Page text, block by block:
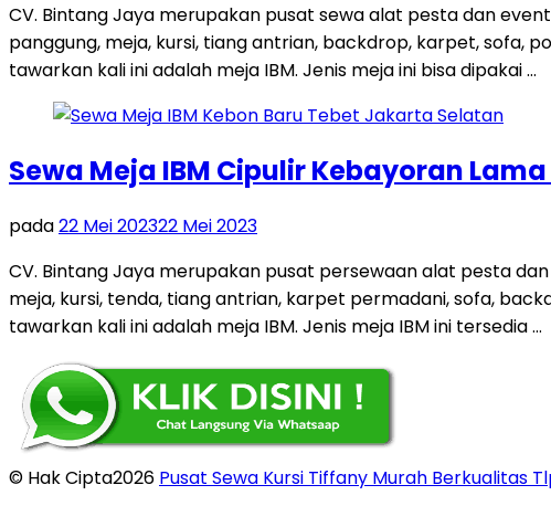
CV. Bintang Jaya merupakan pusat sewa alat pesta dan
panggung, meja, kursi, tiang antrian, backdrop, karpet, sofa,
tawarkan kali ini adalah meja IBM. Jenis meja ini bisa dipakai …
Sewa Meja IBM Cipulir Kebayoran
pada22 Mei 202322 Mei 2023
CV. Bintang Jaya merupakan pusat persewaan alat pesta
meja, kursi, tenda, tiang antrian, karpet permadani, sofa,
tawarkan kali ini adalah meja IBM. Jenis meja IBM ini tersedia …
© Hak Cipta2026 Pusat Sewa Kursi Tiffany Murah Berkualitas